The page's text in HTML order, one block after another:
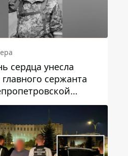
сердца унесла
сержанта
Юрия Свистуна